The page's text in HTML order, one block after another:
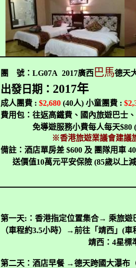
團 號： LG07A 2017廣西巴馬德天
出發日期： 2017年
成人團費: $2,680(40人) 小童團費:
費用包： 往返高鐵費、國內旅遊巴士、
免導遊服務小費每人每天$80
※香港旅遊業議會建議
備註：酒店單房差 $600 及 團隊用車 40
送價值10萬元平安保險(85歲以上
第一天: ：香港指定位置集合→ 乘旅遊
（車程約3.5小時）→前往「靖西」 (車
靖西： 4星標
第二天：酒店早餐 →德天跨國大瀑布